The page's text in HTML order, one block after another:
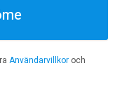
Användarvillkor och